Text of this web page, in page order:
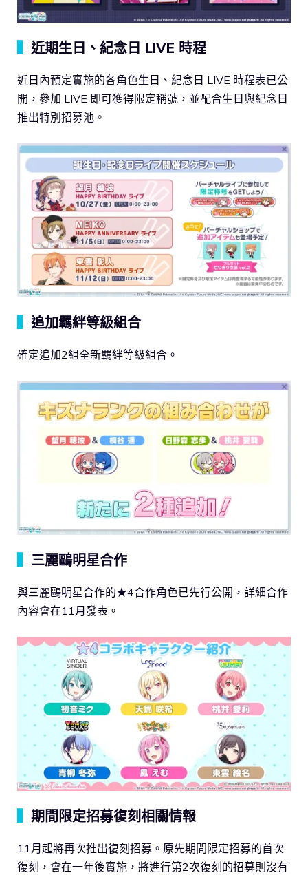
近期生日、紀念日 LIVE 時程
近日內預定實施的各角色生日、紀念日 LIVE 時程表已公
開，參加 LIVE 即可獲得限定稱號，並配合生日與紀念日
推出特別招募池。
追加羈絆等級組合
確定追加2組全新羈絆等級組合。
三麗鷗明星合作
與三麗鷗明星合作的★4合作角色已先行公開，詳細合作
內容會在11月發表。
期間限定招募復刻相關情報
11月起將再次推出復刻招募。原先期間限定招募的首次
復刻，會在一年後實施，將進行第2次復刻的招募則沒有